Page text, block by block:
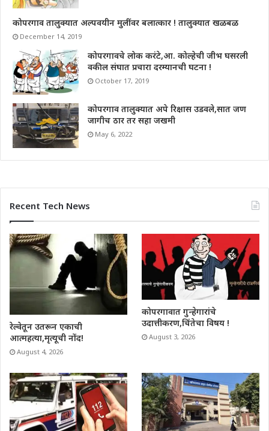
कोपरगाव तालुक्यात अल्पवयीन मुलींवर बलात्कार ! तालुक्यात खळबळ
December 14, 2019
कोपरगावचे लोक करंटे,आ. कोल्हेची जीभ घसरली
वकील संघात प्रचारा दरम्यानची घटना !
October 17, 2019
कोपरगाव तालुक्यात अपे रिक्षास उडवले,सात जण
जागीच ठार तर सहा जखमी
May 6, 2022
Recent Tech News
रेल्वेतून उतरून एकाची
आत्महत्या,मृत्यूची नोंद!
August 4, 2026
कोपरगावात गुन्हेगारांचे
उदात्तीकरण,चिंतेचा विषय !
August 3, 2026